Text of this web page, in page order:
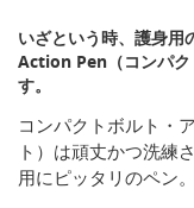
いざという時、護身
Action Pen（コンパク
す。
コンパクトボルト・
ト）は頑丈かつ洗練
用にピッタリのペン。